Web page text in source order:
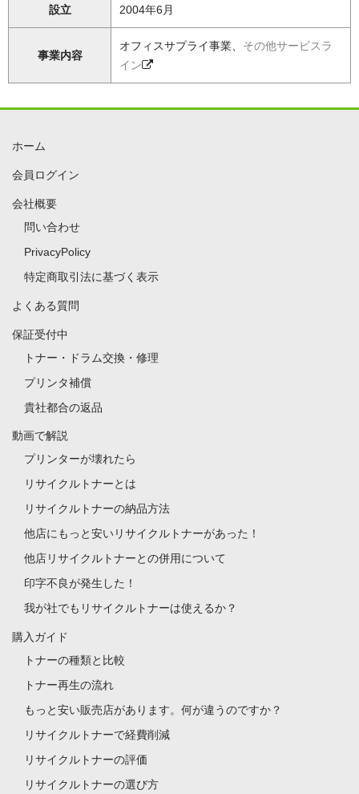
設立 2004年6月
事業内容
オフィスサプライ事業、 その他サービスラ
イン
ホーム
会員ログイン
会社概要
問い合わせ
PrivacyPolicy
特定商取引法に基づく表示
よくある質問
保証受付中
トナー・ドラム交換・修理
プリンタ補償
貴社都合の返品
動画で解説
プリンターが壊れたら
リサイクルトナーとは
リサイクルトナーの納品方法
他店にもっと安いリサイクルトナーがあった！
他店リサイクルトナーとの併用について
印字不良が発生した！
我が社でもリサイクルトナーは使えるか？
購入ガイド
トナーの種類と比較
トナー再生の流れ
もっと安い販売店があります。何が違うのですか？
リサイクルトナーで経費削減
リサイクルトナーの評価
リサイクルトナーの選び方